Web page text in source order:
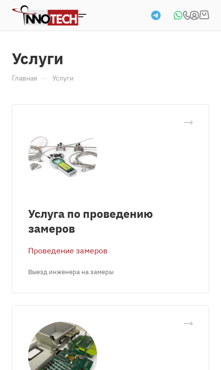
Услуги
Главная — Услуги
Услуга по проведению
замеров
Проведение замеров
Выезд инженера на замеры